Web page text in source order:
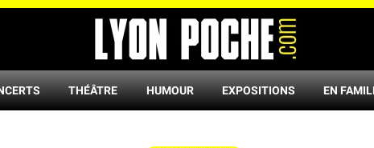
THÉÂTRE HUMOUR EXPOSITIONS EN